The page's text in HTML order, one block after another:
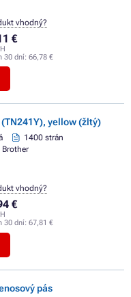
€
30 dní: 66,78 €
vhodný?
yellow (žltý)
1400 strán
Brother
€
30 dní: 67,81 €
vhodný?
pás